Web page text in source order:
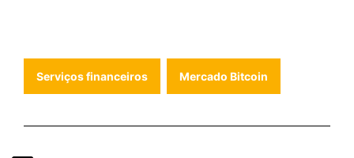
Serviços financeiros Mercado Bitcoin